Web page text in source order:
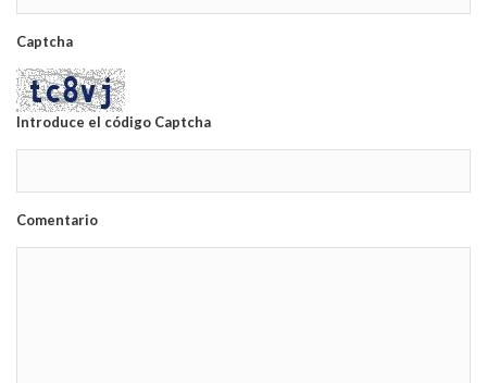
Captcha
Introduce el código Captcha
Comentario